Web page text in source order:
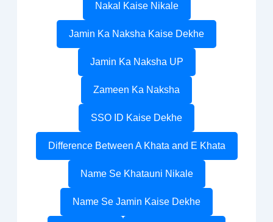
Nakal Kaise Nikale
Jamin Ka Naksha Kaise Dekhe
Jamin Ka Naksha UP
Zameen Ka Naksha
SSO ID Kaise Dekhe
Difference Between A Khata and E Khata
Name Se Khatauni Nikale
Name Se Jamin Kaise Dekhe